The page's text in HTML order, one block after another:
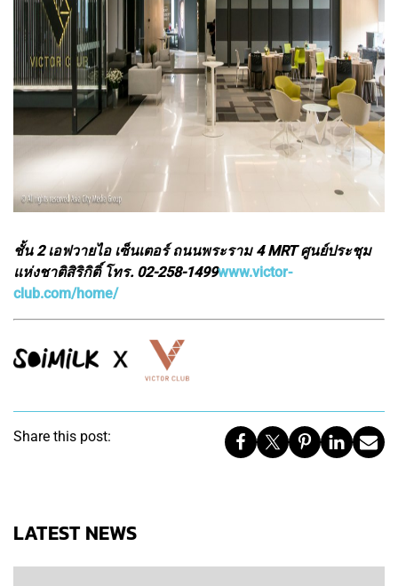
ชั้น 2 เอฟวายไอ เซ็นเตอร์ ถนนพระราม 4 MRT ศูนย์ประชุม
แห่งชาติสิริกิติ์ โทร. 02-258-1499www.victor-
club.com/home/
Share this post:
LATEST NEWS